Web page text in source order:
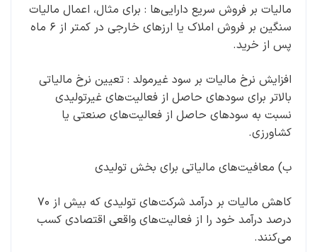
مالیات بر فروش سریع دارایی‌ها : برای مثال، اعمال مالیات
سنگین بر فروش املاک یا ارزهای خارجی در کمتر از ۶ ماه
پس از خرید.
افزایش نرخ مالیات بر سود غیرمولد : تعیین نرخ مالیاتی
بالاتر برای سودهای حاصل از فعالیت‌های غیرتولیدی
نسبت به سودهای حاصل از فعالیت‌های صنعتی یا
کشاورزی.
ب) معافیت‌های مالیاتی برای بخش تولیدی
کاهش مالیات بر درآمد شرکت‌های تولیدی که بیش از ۷۰
درصد درآمد خود را از فعالیت‌های واقعی اقتصادی کسب
می‌کنند.